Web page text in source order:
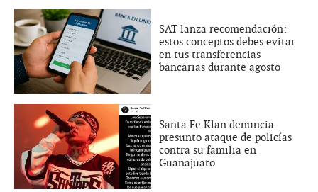
SAT lanza recomendación:
estos conceptos debes evitar
en tus transferencias
bancarias durante agosto
Santa Fe Klan denuncia
presunto ataque de policías
contra su familia en
Guanajuato